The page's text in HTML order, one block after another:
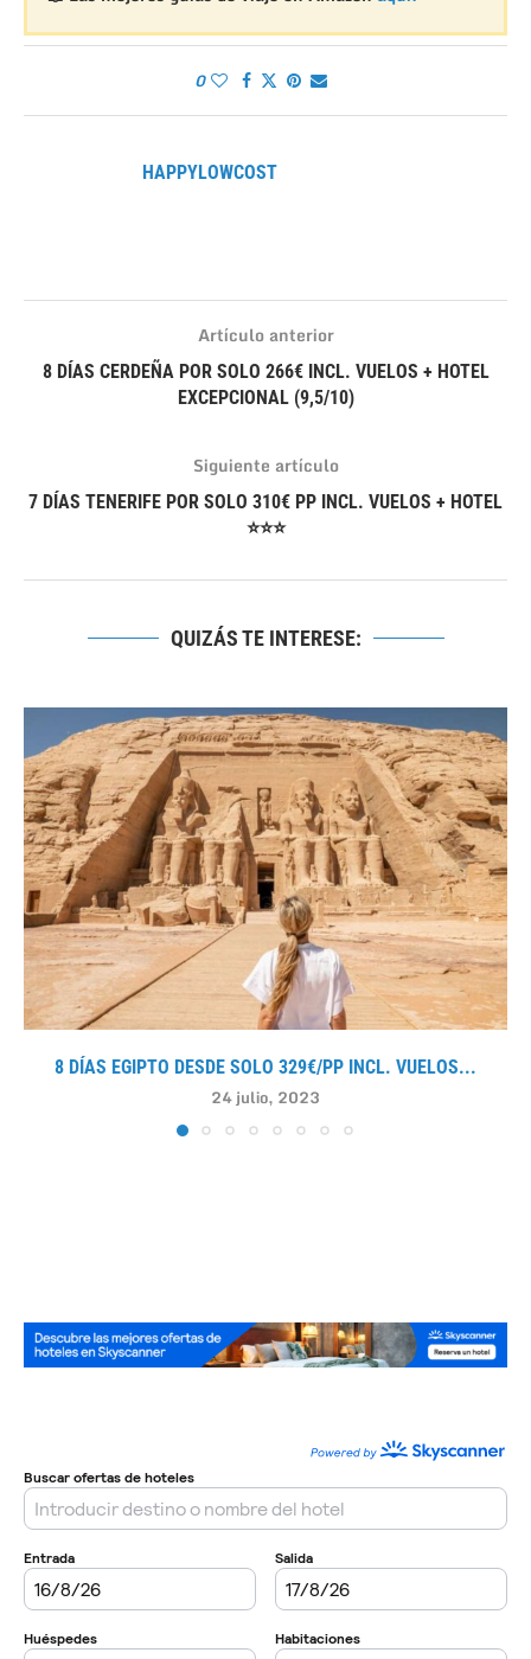
0
HAPPYLOWCOST
Artículo anterior
8 DÍAS CERDEÑA POR SOLO 266€ INCL. VUELOS + HOTEL
EXCEPCIONAL (9,5/10)
Siguiente artículo
7 DÍAS TENERIFE POR SOLO 310€ PP INCL. VUELOS + HOTEL
⭐⭐⭐
QUIZÁS TE INTERESE:
8 DÍAS EGIPTO DESDE SOLO 329€/PP INCL. VUELOS...
24 julio, 2023